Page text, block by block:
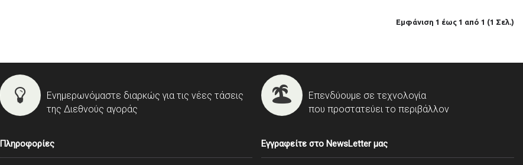
Εμφάνιση 1 έως 1 από 1 (1 Σελ.)
Ενημερωνόμαστε διαρκώς για τις νέες τάσεις
της Διεθνούς αγοράς
Επενδύουμε σε τεχνολογία
που προστατεύει το περιβάλλον
Πληροφορίες Εγγραφείτε στο NewsLetter μας